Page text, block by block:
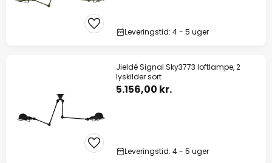
Leveringstid: 4 - 5 uger
Jieldé Signal Sky3773 loftlampe, 2
lyskilder sort
5.156,00 kr.
Leveringstid: 4 - 5 uger